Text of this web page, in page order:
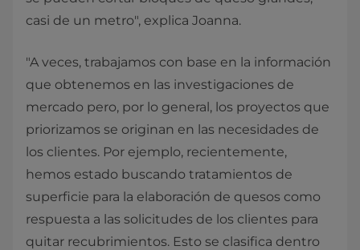
casi de un metro", explica Joanna.
"A veces, trabajamos con base en la información
que obtenemos en las investigaciones de
mercado pero, por lo general, los proyectos que
priorizamos se originan en las necesidades de
los clientes. Por ejemplo, recientemente,
hemos estado buscando tratamientos de
superficie para la elaboración de quesos como
respuesta a las solicitudes de los clientes para
quitar recubrimientos. Esto se clasifica dentro